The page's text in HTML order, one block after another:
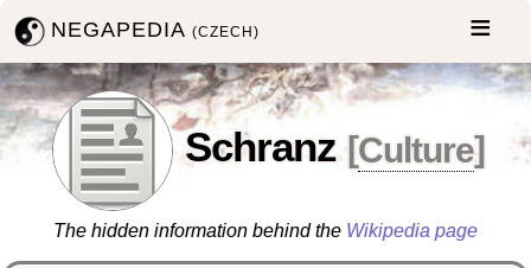
NEGAPEDIA(CZECH)
Schranz [Culture]
The hidden information behind the Wikipedia page